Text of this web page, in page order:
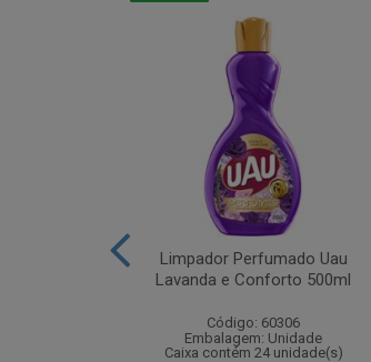
Limpador Perfumado Uau
Lavanda e Conforto 500ml
Código: 60306
Embalagem: Unidade
Caixa contém 24 unidade(s)